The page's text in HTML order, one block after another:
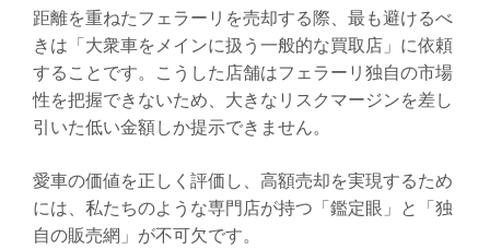
距離を重ねたフェラーリを売却する際、最も避けるべ
きは「大衆車をメインに扱う一般的な買取店」に依頼
することです。こうした店舗はフェラーリ独自の市場
性を把握できないため、大きなリスクマージンを差し
引いた低い金額しか提示できません。
愛車の価値を正しく評価し、高額売却を実現するため
には、私たちのような専門店が持つ「鑑定眼」と「独
自の販売網」が不可欠です。